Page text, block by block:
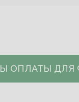
ОПЛАТЫ ДЛЯ